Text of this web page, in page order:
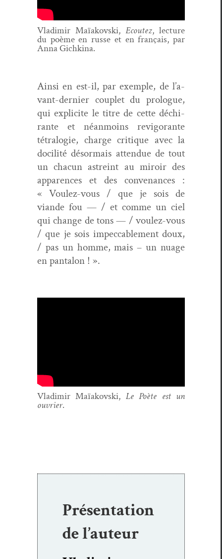
Vladimir Maïakovs­ki, Ecoutez, lec­ture
du poème en russe et en français, par
Anna Gichkina.
Ain­si en est-il, par exem­ple, de l’a­
vant-dernier cou­plet du pro­logue,
qui explicite le titre de cette déchi­
rante et néan­moins revig­o­rante
tétralo­gie, charge cri­tique avec la
docil­ité désor­mais atten­due de tout
un cha­cun astreint au miroir des
apparences et des con­ve­nances :
« Voulez-vous / que je sois de
viande fou — / et comme un ciel
qui change de tons — / voulez-vous
/ que je sois impec­ca­ble­ment doux,
/ pas un homme, mais – un nuage
en pantalon ! ».
Vladimir Maïakovs­ki, Le Poète est un
ouvri­er.
Présentation
de l’auteur